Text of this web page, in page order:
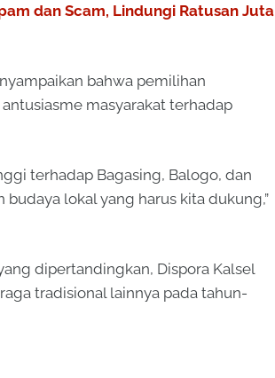
dan Scam, Lindungi Ratusan Juta
bahwa pemilihan
masyarakat terhadap
terhadap Bagasing, Balogo, dan
lokal yang harus kita dukung,”
dipertandingkan, Dispora Kalsel
tradisional lainnya pada tahun-